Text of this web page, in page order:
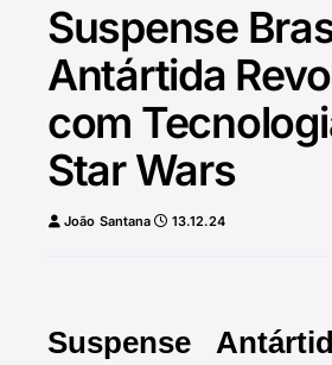
Suspense
Antártida
com
Star Wars
João Santana 13.12.24
Suspense